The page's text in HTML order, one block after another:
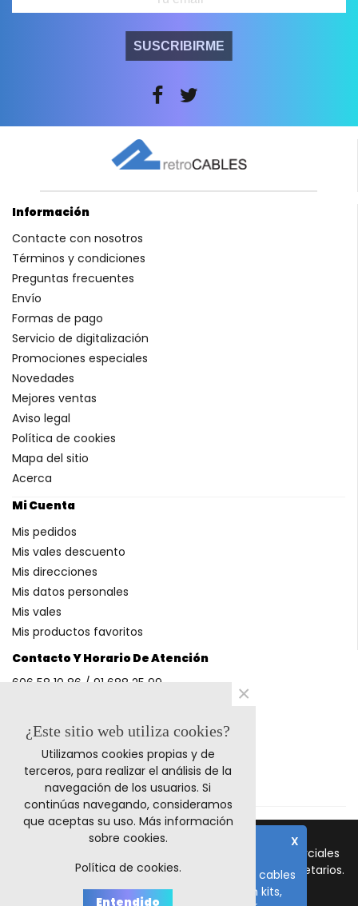
SUSCRIBIRME
Contacto Y Horario De Atención
606 58 10 86 / 91 688 25 99
Métodos De Pago
Información
Contacte con nosotros
Términos y condiciones
Preguntas frecuentes
Envío
Formas de pago
Servicio de digitalización
Promociones especiales
Novedades
Mejores ventas
Aviso legal
Política de cookies
Mapa del sitio
Acerca
Mi Cuenta
Mis pedidos
Mis vales descuento
Mis direcciones
Mis datos personales
Mis vales
Mis productos favoritos
© 2011-2024 Retrocables. Los logos y marcas comerciales
mencionadas corresponden a sus respectivos propietarios.
Todos los precios incluyen I.V.A.
X
El plazo de fabricación de todos los cables
es de 10-15 días laborables, salvo en kits,
¿Este sitio web utiliza cookies?
Utilizamos cookies propias y de
terceros, para realizar el análisis de la
navegación de los usuarios. Si
continúas navegando, consideramos
que aceptas su uso. Más información
sobre cookies.
Política de cookies.
Entendido
×